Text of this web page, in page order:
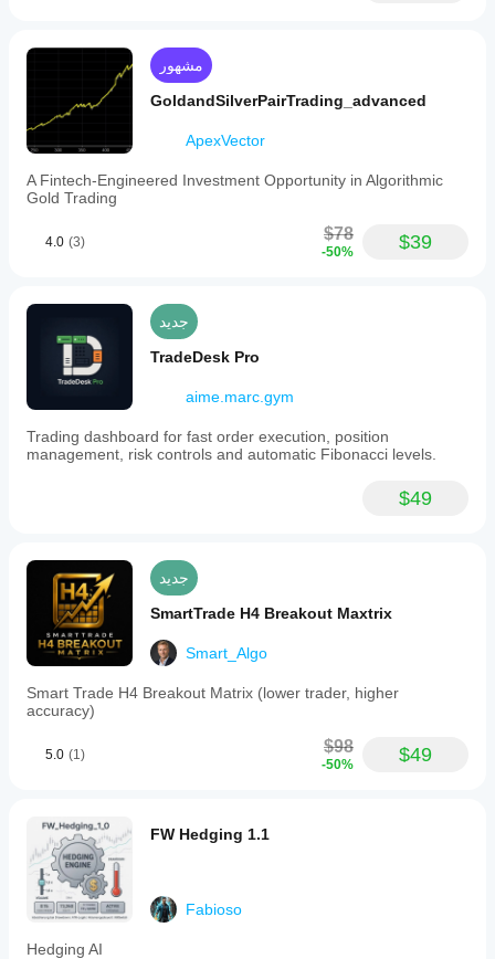
مشهور
GoldandSilverPairTrading_advanced
ApexVector
A Fintech-Engineered Investment Opportunity in Algorithmic
Gold Trading
4.0 (3) $78
-50% $39
جديد
TradeDesk Pro
aime.marc.gym
Trading dashboard for fast order execution, position
management, risk controls and automatic Fibonacci levels.
$49
جديد
SmartTrade H4 Breakout Maxtrix
Smart_Algo
Smart Trade H4 Breakout Matrix (lower trader, higher
accuracy)
5.0 (1) $98
-50% $49
FW Hedging 1.1
Fabioso
Hedging AI